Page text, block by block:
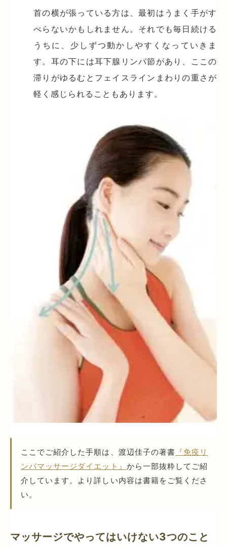
首の横が張っている方は、最初はうまく手がす
べらないかもしれません。それでも毎日続ける
うちに、少しずつ動かしやすくなっていきま
す。耳の下には耳下腺リンパ節があり、ここの
滞りがゆるむとフェイスラインまわりの重さが
軽く感じられることもあります。
ここでご紹介した手順は、渡辺佳子の著書 『免疫リ
ンパマッサージダイエット』 から一部抜粋してご紹
介しています。より詳しい内容は書籍をご覧くださ
い。
マッサージでやってはいけない3つのこと